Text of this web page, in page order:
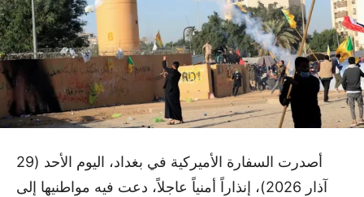
أصدرت السفارة الأميركية في بغداد، اليوم الأحد (29
آذار 2026)، إنذاراً أمنياً عاجلاً، دعت فيه مواطنيها إلى